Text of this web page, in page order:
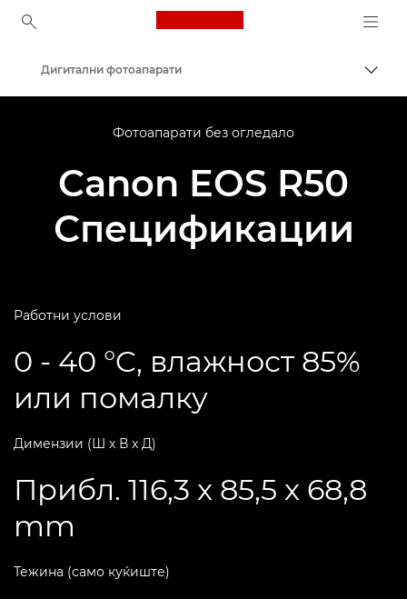
Canon Logo, back to
Дигитални фотоапарати
Фотоапарати без огледало
Canon EOS R50
Спецификации
Работни услови
0 - 40 °C, влажност 85%
или помалку
Димензии (Ш x В x Д)
Прибл. 116,3 x 85,5 x 68,8
mm
Тежина (само куќиште)